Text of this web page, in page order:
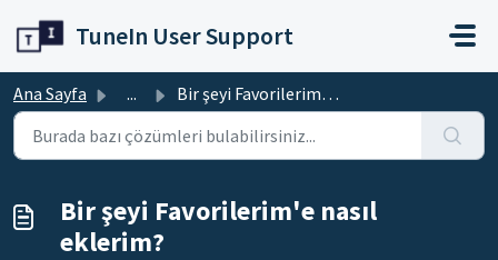
TuneIn User Support
Ana Sayfa ... Bir şeyi Favorilerim'e nasıl eklerim?
Bir şeyi Favorilerim'e nasıl
eklerim?